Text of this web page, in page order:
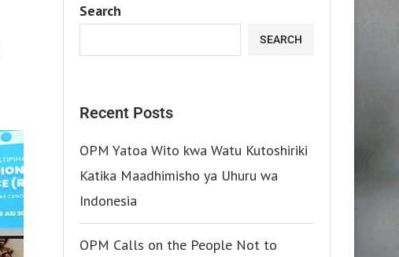
Search
SEARCH
Recent Posts
OPM Yatoa Wito kwa Watu Kutoshiriki
Katika Maadhimisho ya Uhuru wa
Indonesia
OPM Calls on the People Not to